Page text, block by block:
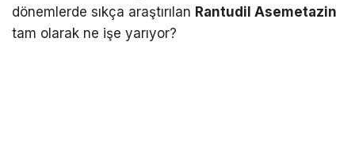
dönemlerde sıkça araştırılan Rantudil Asemetazin
tam olarak ne işe yarıyor?